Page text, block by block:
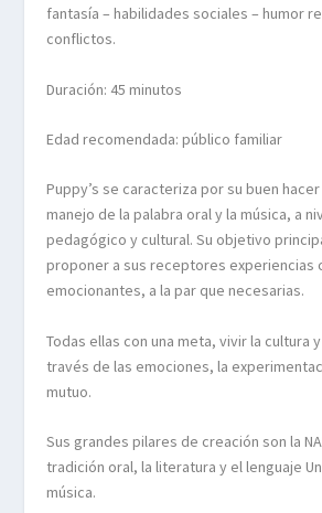
fantasía – habilidades sociales – humor
conflictos.
Duración: 45 minutos
Edad recomendada: público familiar
Puppy’s se caracteriza por su buen
manejo de la palabra oral y la música, a
pedagógico y cultural. Su objetivo
proponer a sus receptores experiencias
emocionantes, a la par que necesarias.
Todas ellas con una meta, vivir la cultura
través de las emociones, la
mutuo.
Sus grandes pilares de creación son la
tradición oral, la literatura y el lenguaje
música.